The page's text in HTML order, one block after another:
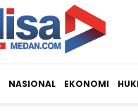
NASIONAL EKONOMI